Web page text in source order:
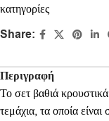
κατηγορίες
Share:
Περιγραφή
Το σετ βαθιά
τεμάχια, τα οποία